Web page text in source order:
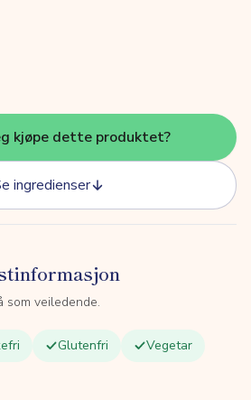
kjøpe dette produktet?
ingredienser
som veiledende.
Glutenfri
Vegetar